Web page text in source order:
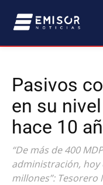
Pasivos
en su
hace 10
“De más de 400
administración, hoy
millones”: Tesorero